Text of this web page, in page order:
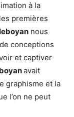
à la
premières
nous
conceptions
et captiver
avait
graphisme et la
l’on ne peut